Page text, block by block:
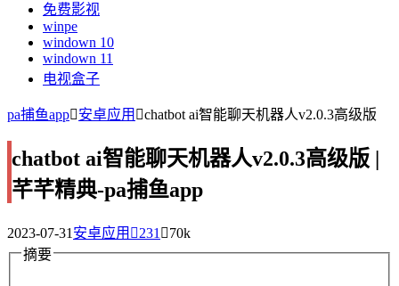
免费影视
winpe
windown 10
windown 11
电视盒子
pa捕鱼app 安卓应用 chatbot ai智能聊天机器人v2.0.3高级版
chatbot ai智能聊天机器人v2.0.3高级版 |
芊芊精典-pa捕鱼app
2023-07-31 安卓应用 231
70k
摘要